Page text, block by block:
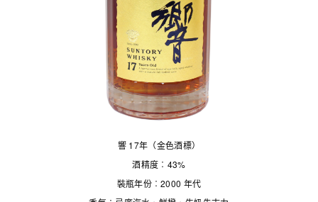
響 17年（金色酒標）
酒精度︰43%
裝瓶年份︰2000 年代